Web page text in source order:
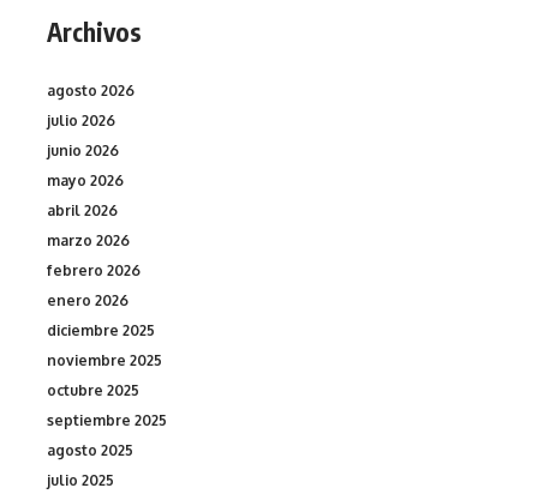
Archivos
agosto 2026
julio 2026
junio 2026
mayo 2026
abril 2026
marzo 2026
febrero 2026
enero 2026
diciembre 2025
noviembre 2025
octubre 2025
septiembre 2025
agosto 2025
julio 2025